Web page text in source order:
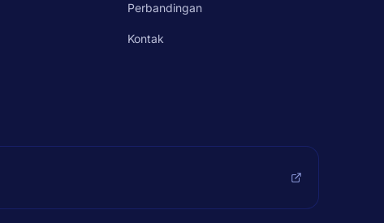
Perbandingan
Kontak